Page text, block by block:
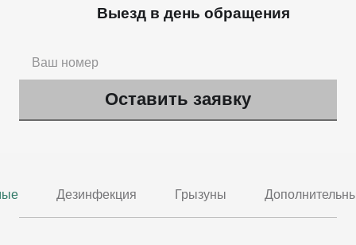
Выезд в день обращения
Дезинфекция Грызуны